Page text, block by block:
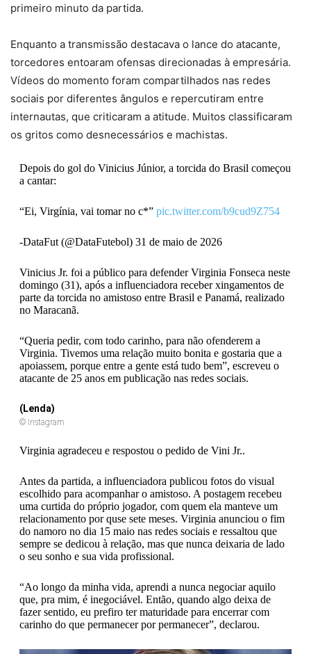
primeiro minuto da partida.
Enquanto a transmissão destacava o lance do atacante,
torcedores entoaram ofensas direcionadas à empresária.
Vídeos do momento foram compartilhados nas redes
sociais por diferentes ângulos e repercutiram entre
internautas, que criticaram a atitude. Muitos classificaram
os gritos como desnecessários e machistas.
Depois do gol do Vinicius Júnior, a torcida do Brasil começou
a cantar:
“Ei, Virgínia, vai tomar no c*” pic.twitter.com/b9cud9Z754
-DataFut (@DataFutebol) 31 de maio de 2026
Vinicius Jr. foi a público para defender Virginia Fonseca neste
domingo (31), após a influenciadora receber xingamentos de
parte da torcida no amistoso entre Brasil e Panamá, realizado
no Maracanã.
“Queria pedir, com todo carinho, para não ofenderem a
Virginia. Tivemos uma relação muito bonita e gostaria que a
apoiassem, porque entre a gente está tudo bem”, escreveu o
atacante de 25 anos em publicação nas redes sociais.
(Lenda)
© Instagram
Virginia agradeceu e respostou o pedido de Vini Jr..
Antes da partida, a influenciadora publicou fotos do visual
escolhido para acompanhar o amistoso. A postagem recebeu
uma curtida do próprio jogador, com quem ela manteve um
relacionamento por quse sete meses. Virginia anunciou o fim
do namoro no dia 15 maio nas redes sociais e ressaltou que
sempre se dedicou à relação, mas que nunca deixaria de lado
o seu sonho e sua vida profissional.
“Ao longo da minha vida, aprendi a nunca negociar aquilo
que, pra mim, é inegociável. Então, quando algo deixa de
fazer sentido, eu prefiro ter maturidade para encerrar com
carinho do que permanecer por permanecer”, declarou.